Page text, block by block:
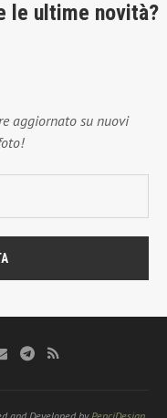
le ultime novità?
aggiornato su nuovi